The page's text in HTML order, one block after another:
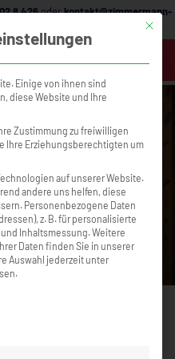
8 426oderkontakt@zimmermann-
Klingen
Warum
echten Erfolg sind
Mit
Einige von ihnen sind
diese Website und Ihre
Zustimmung zu freiwilligen
Ihre Erziehungsberechtigten um
auf unserer Website.
andere uns helfen, diese
Personenbezogene Daten
z. B. für personalisierte
Inhaltsmessung.Weitere
Daten finden Sie in unserer
Auswahl jederzeit unter
für die eine